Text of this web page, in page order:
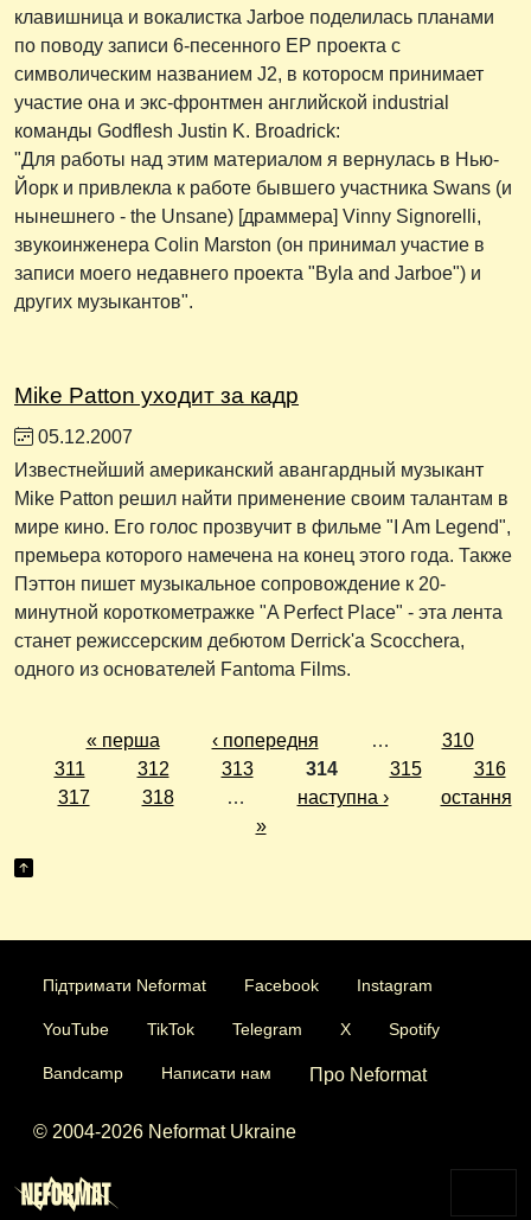
клавишница и вокалистка Jarboe поделилась планами
по поводу записи 6-песенного EP проекта с
символическим названием J2, в которосм принимает
участие она и экс-фронтмен английской industrial
команды Godflesh Justin K. Broadrick:
"Для работы над этим материалом я вернулась в Нью-
Йорк и привлекла к работе бывшего участника Swans (и
нынешнего - the Unsane) [драммера] Vinny Signorelli,
звукоинженера Colin Marston (он принимал участие в
записи моего недавнего проекта "Byla and Jarboe") и
других музыкантов".
Mike Patton уходит за кадр
05.12.2007
Известнейший американский авангардный музыкант
Mike Patton решил найти применение своим талантам в
мире кино. Его голос прозвучит в фильме "I Am Legend",
премьера которого намечена на конец этого года. Также
Пэттон пишет музыкальное сопровождение к 20-
минутной короткометражке "A Perfect Place" - эта лента
станет режиссерским дебютом Derrick'а Scocchera,
одного из основателей Fantoma Films.
« перша ‹ попередня …
310
311
312 313 314 315
316
317
318 … наступна ›
остання
»
Підтримати Neformat Facebook Instagram
YouTube TikTok Telegram X Spotify
Bandcamp Написати нам Про Neformat
© 2004-2026 Neformat Ukraine